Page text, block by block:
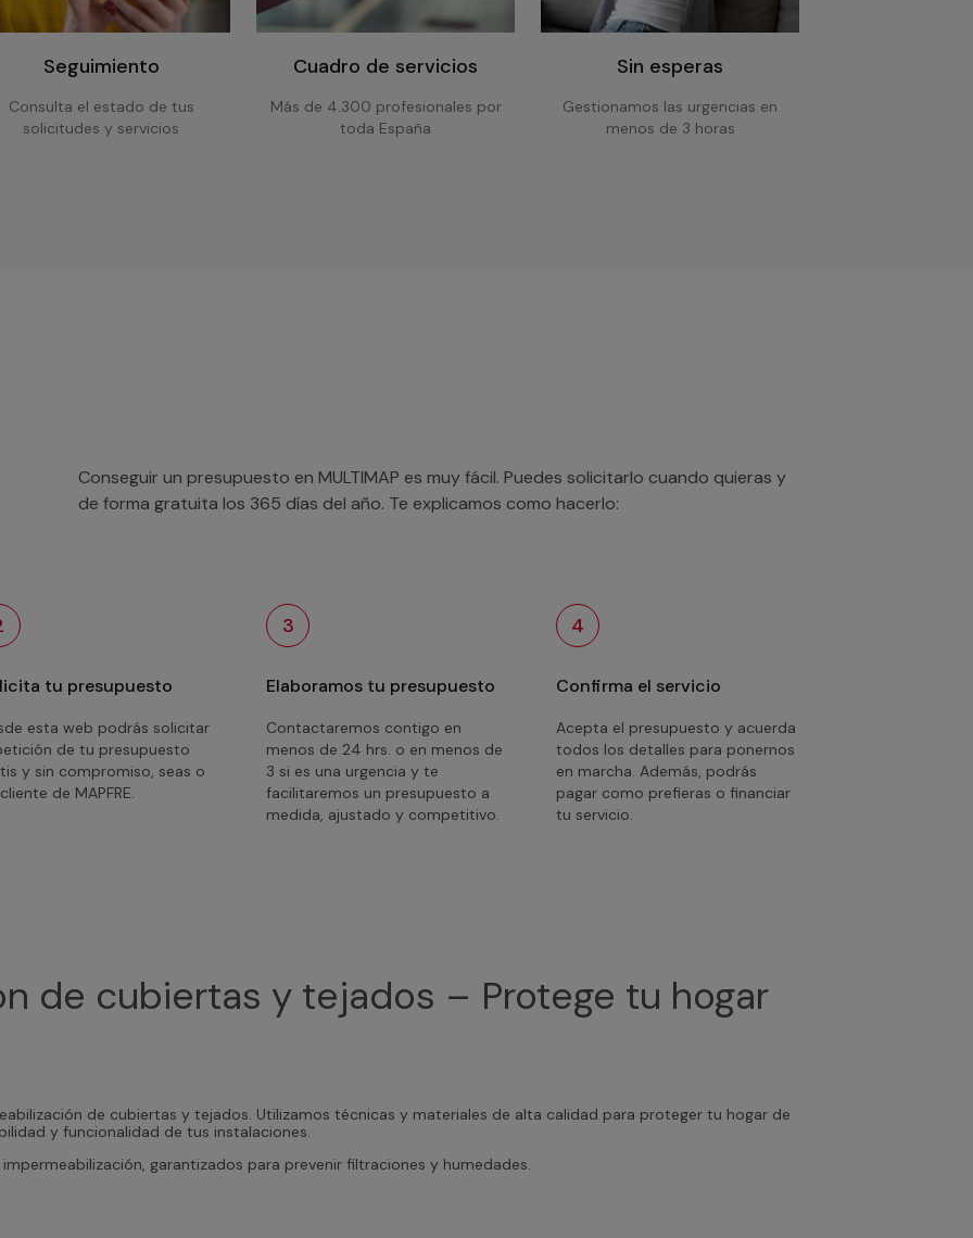
Seguimiento
Consulta el estado de tus
solicitudes y servicios
Cuadro de servicios
Más de 4.300 profesionales por
toda España
Sin esperas
Gestionamos las urgencias en
menos de 3 horas
Conseguir un presupuesto en MULTIMAP es muy fácil. Puedes solicitarlo cuando quieras y
de forma gratuita los 365 días del año. Te explicamos como hacerlo:
tu presupuesto
esta web podrás solicitar
de tu presupuesto
y sin compromiso, seas o
de MAPFRE.
3
Elaboramos tu presupuesto
Contactaremos contigo en
menos de 24 hrs. o en menos de
3 si es una urgencia y te
facilitaremos un presupuesto a
medida, ajustado y competitivo.
4
Confirma el servicio
Acepta el presupuesto y acuerda
todos los detalles para ponernos
en marcha. Además, podrás
pagar como prefieras o financiar
tu servicio.
de cubiertas y tejados – Protege tu hogar
de cubiertas y tejados. Utilizamos técnicas y materiales de alta calidad para proteger tu hogar de
y funcionalidad de tus instalaciones.
garantizados para prevenir filtraciones y humedades.